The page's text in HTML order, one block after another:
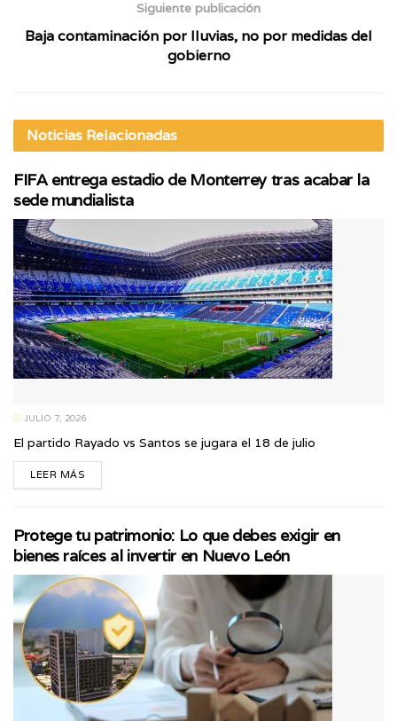
Siguiente publicación
Baja contaminación por lluvias, no por medidas del
gobierno
Noticias Relacionadas
FIFA entrega estadio de Monterrey tras acabar la
sede mundialista
JULIO 7, 2026
El partido Rayado vs Santos se jugara el 18 de julio
LEER MÁS
Protege tu patrimonio: Lo que debes exigir en
bienes raíces al invertir en Nuevo León